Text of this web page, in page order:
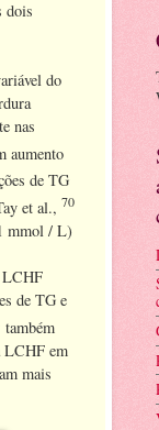
dois
do
nas
aumento
de TG
et al., 70
mmol / L)
LCHF
de TG e
também
LCHF em
mais